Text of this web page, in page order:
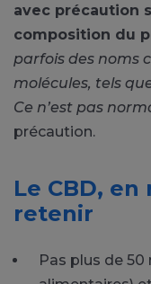
avec précaution
composition du
parfois des noms
molécules, tels
Ce n’est pas
précaution.
Le CBD,
retenir
Pas plus de